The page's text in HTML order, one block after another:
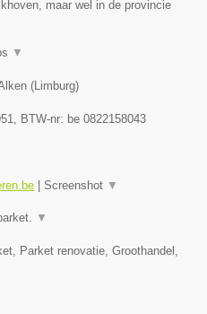
maar wel in de provincie
▼
(Limburg)
, BTW-nr: be 0822158043
Screenshot ▼
▼
Parket renovatie, Groothandel,